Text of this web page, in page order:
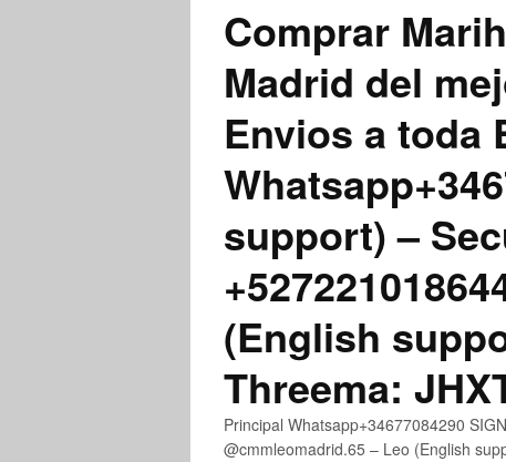
Comprar
Madrid del
Envios a toda
support) –
(English
Threema:
Principal Whatsapp+34677084290
@cmmleomadrid.65 – Leo (English